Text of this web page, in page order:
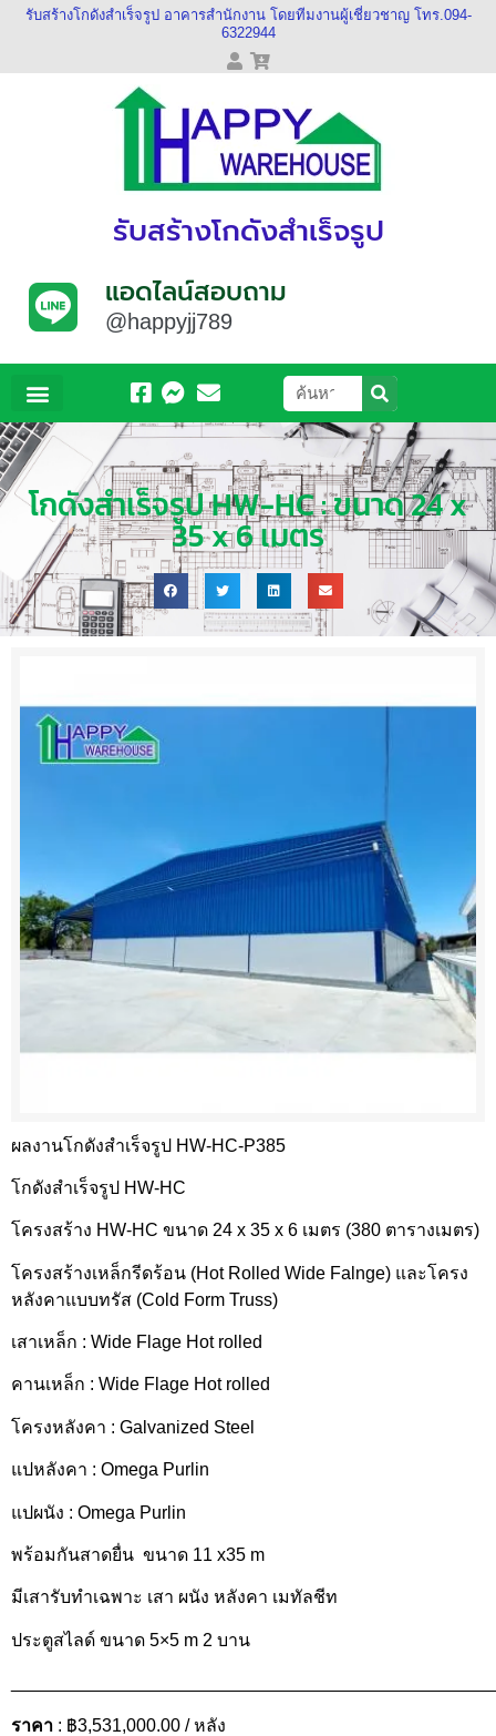
รับสร้างโกดังสำเร็จรูป อาคารสำนักงาน โดยทีมงานผู้เชี่ยวชาญ โทร.094-
6322944
รับสร้างโกดังสำเร็จรูป
แอดไลน์สอบถาม
@happyjj789
โกดังสำเร็จรูป HW-HC : ขนาด 24 x
35 x 6 เมตร
ผลงานโกดังสำเร็จรูป HW-HC-P385
โกดังสำเร็จรูป HW-HC
โครงสร้าง HW-HC ขนาด 24 x 35 x 6 เมตร (380 ตารางเมตร)
โครงสร้างเหล็กรีดร้อน (Hot Rolled Wide Falnge) และโครง
หลังคาแบบทรัส (Cold Form Truss)
เสาเหล็ก : Wide Flage Hot rolled
คานเหล็ก : Wide Flage Hot rolled
โครงหลังคา : Galvanized Steel
แปหลังคา : Omega Purlin
แปผนัง : Omega Purlin
พร้อมกันสาดยื่น ขนาด 11 x35 m
มีเสารับทำเฉพาะ เสา ผนัง หลังคา เมทัลชีท
ประตูสไลด์ ขนาด 5×5 m 2 บาน
ราคา : ฿3,531,000.00 / หลัง